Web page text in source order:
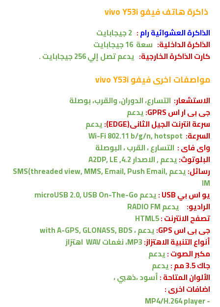
ذاكرةهاتف فيفو vivo Y53i
الذاكرة العشوائية رام:
2جيجابايت
الذاكرة الداخلية: سعة 16 جيجابايت
كارت الذاكرة الخارجية: يدعم تصل إلي 256 جيجابايت .
مواصفات اخرىفيفو vivo Y53i
الاستشعار: التسارع، الدوران، والقرب، بوصلة
جى بى ار اس GPRS:
يدعم
سرعة انترنت الجيل الثانى(EDGE):
يدعم
السرعة: Wi-Fi 802.11 b/g/n, hotspot
واى فاى : التسارع ، القرب ، البوصلة
البلوتوث:يدعم , الاصدار4.2, A2DP, LE
رسائل:يدعمSMS(threaded view, MMS, Email, Push Email,
IM
يو اس بي USB :
يدعمmicroUSB 2.0, USB On-The-Go
الراديو: يدعم RADIO FM
تصفح الانترنت :HTML5
جى بى اس GPS:
يدعم ،with A-GPS, GLONASS, BDS
أنواع التنبية الاهتزاز:
اهتزاز
مكبر الصوت :يدعم
جاك 3.5 مم :
يدعم
الألوان المتاحة :أسود،ذهبي ،
اضافات اخرى :
-
MP4/H.264 player